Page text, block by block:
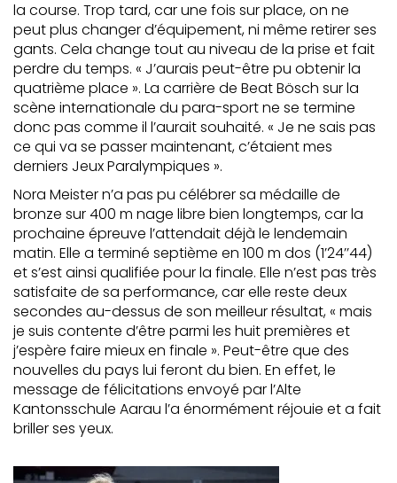
la course. Trop tard, car une fois sur place, on ne
peut plus changer d’équipement, ni même retirer ses
gants. Cela change tout au niveau de la prise et fait
perdre du temps. « J’aurais peut-être pu obtenir la
quatrième place ». La carrière de Beat Bösch sur la
scène internationale du para-sport ne se termine
donc pas comme il l’aurait souhaité. « Je ne sais pas
ce qui va se passer maintenant, c’étaient mes
derniers Jeux Paralympiques ».
Nora Meister n’a pas pu célébrer sa médaille de
bronze sur 400 m nage libre bien longtemps, car la
prochaine épreuve l’attendait déjà le lendemain
matin. Elle a terminé septième en 100 m dos (1’24’’44)
et s’est ainsi qualifiée pour la finale. Elle n’est pas très
satisfaite de sa performance, car elle reste deux
secondes au-dessus de son meilleur résultat, « mais
je suis contente d’être parmi les huit premières et
j’espère faire mieux en finale ». Peut-être que des
nouvelles du pays lui feront du bien. En effet, le
message de félicitations envoyé par l’Alte
Kantonsschule Aarau l’a énormément réjouie et a fait
briller ses yeux.